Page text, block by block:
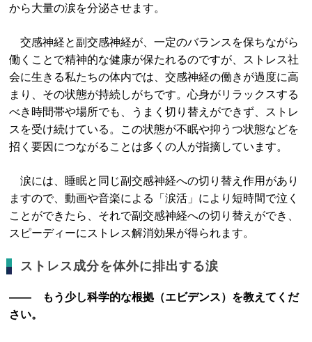
から大量の涙を分泌させます。
交感神経と副交感神経が、一定のバランスを保ちながら
働くことで精神的な健康が保たれるのですが、ストレス社
会に生きる私たちの体内では、交感神経の働きが過度に高
まり、その状態が持続しがちです。心身がリラックスする
べき時間帯や場所でも、うまく切り替えができず、ストレ
スを受け続けている。この状態が不眠や抑うつ状態などを
招く要因につながることは多くの人が指摘しています。
涙には、睡眠と同じ副交感神経への切り替え作用があり
ますので、動画や音楽による「涙活」により短時間で泣く
ことができたら、それで副交感神経への切り替えができ、
スピーディーにストレス解消効果が得られます。
ストレス成分を体外に排出する涙
―― もう少し科学的な根拠（エビデンス）を教えてくだ
さい。